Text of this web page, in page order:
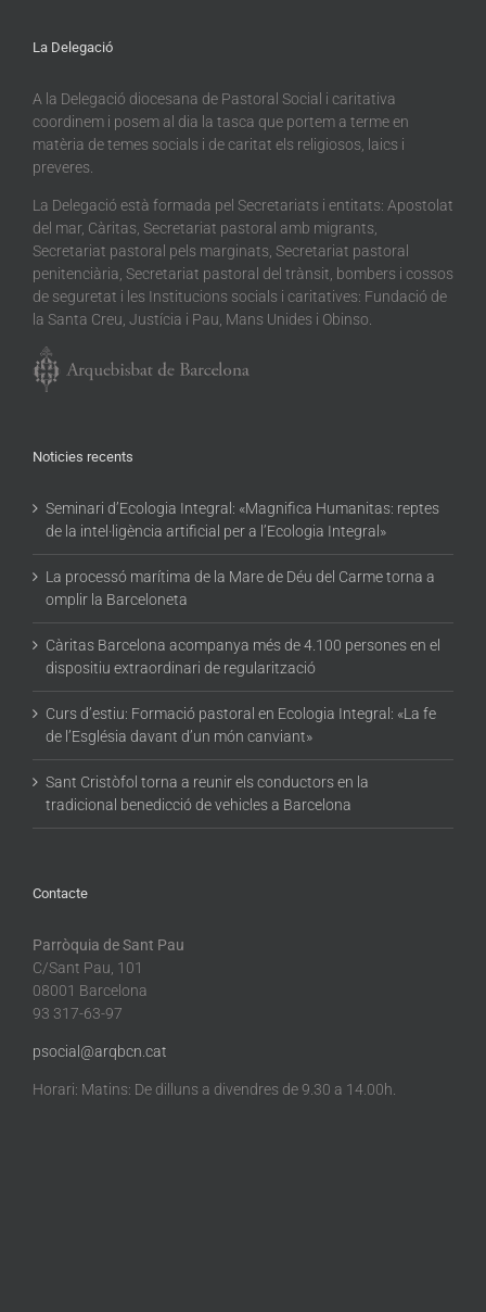
La Delegació
A la Delegació diocesana de Pastoral Social i caritativa
coordinem i posem al dia la tasca que portem a terme en
matèria de temes socials i de caritat els religiosos, laics i
preveres.
La Delegació està formada pel Secretariats i entitats: Apostolat
del mar, Càritas, Secretariat pastoral amb migrants,
Secretariat pastoral pels marginats, Secretariat pastoral
penitenciària, Secretariat pastoral del trànsit, bombers i cossos
de seguretat i les Institucions socials i caritatives: Fundació de
la Santa Creu, Justícia i Pau, Mans Unides i Obinso.
Noticies recents
Seminari d’Ecologia Integral: «Magnifica Humanitas: reptes
de la intel·ligència artificial per a l’Ecologia Integral»
La processó marítima de la Mare de Déu del Carme torna a
omplir la Barceloneta
Càritas Barcelona acompanya més de 4.100 persones en el
dispositiu extraordinari de regularització
Curs d’estiu: Formació pastoral en Ecologia Integral: «La fe
de l’Església davant d’un món canviant»
Sant Cristòfol torna a reunir els conductors en la
tradicional benedicció de vehicles a Barcelona
Contacte
Parròquia de Sant Pau
C/Sant Pau, 101
08001 Barcelona
93 317-63-97
psocial@arqbcn.cat
Horari: Matins: De dilluns a divendres de 9.30 a 14.00h.